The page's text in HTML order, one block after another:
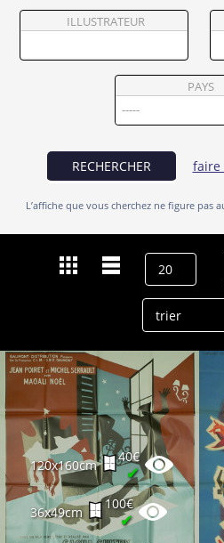
Vendre
ILLUSTRATEUR
PAYS
RECHERCHER faire
L’affiche que vous cherchez ne figure pas
120x160cm
40€
✔
36x49cm
100€
✔